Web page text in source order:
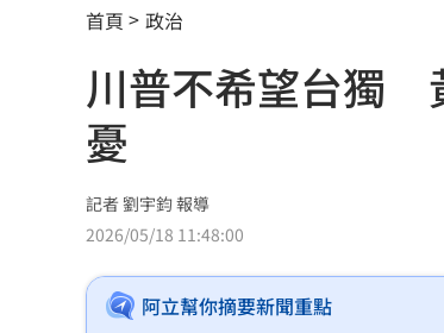
想吃清淡！他搭機點「這特殊
買房3年才知「蜘蛛人住我家
台中小五童遭同學踢下體腫2倍
粉絲輕生後首露面！西村力演
阿信慘跌 親洩言承旭吳建豪周
首頁 政治
川普不希望台獨
憂
記者 劉宇鈞 報導
2026/05/18 11:48:00
阿立幫你摘要新聞重點